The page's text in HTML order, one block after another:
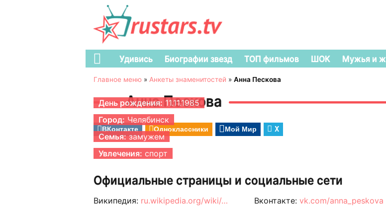
Удивись Биографии звезд ТОП фильмов ШОК Мужья и
Главное меню » Анкеты знаменитостей » Анна Пескова
Анна Пескова
ВКонтакте Одноклассники Мой Мир X
День рождения: 11.11.1985
Город: Челябинск
Семья: замужем
Увлечения: спорт
Официальные страницы и социальные сети
Википедия: ru.wikipedia.org/wiki/… Вконтакте: vk.com/anna_peskova